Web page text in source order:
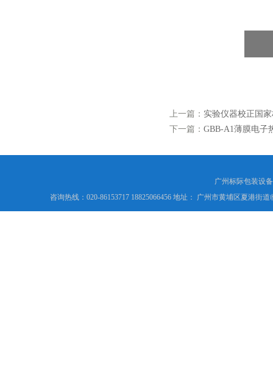
上一篇： 实验仪器校正国
下一篇： GBB-A1薄膜电子
广州标际包装设
咨询热线：020-86153717 18825066456 地址： 广州市黄埔区夏港街